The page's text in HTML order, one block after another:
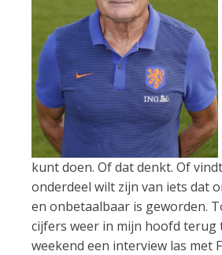
kunt doen. Of dat denkt. Of
onderdeel wilt zijn van iets dat
en onbetaalbaar is geworden.
cijfers weer in mijn hoofd terug
weekend een interview las met